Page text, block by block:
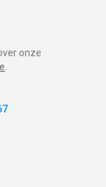
onze
.